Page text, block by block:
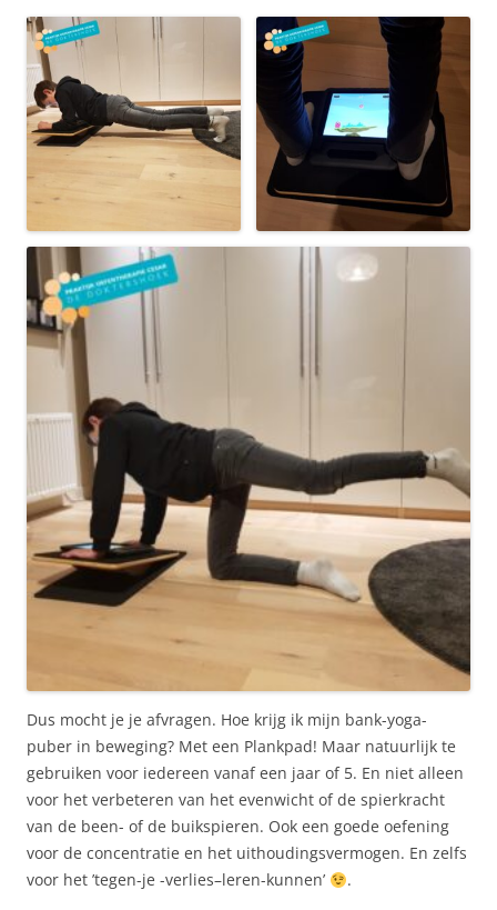
Dus mocht je je afvragen. Hoe krijg ik mijn bank-yoga-
puber in beweging? Met een Plankpad! Maar natuurlijk te
gebruiken voor iedereen vanaf een jaar of 5. En niet alleen
voor het verbeteren van het evenwicht of de spierkracht
van de been- of de buikspieren. Ook een goede oefening
voor de concentratie en het uithoudingsvermogen. En zelfs
voor het ’tegen-je -verlies–leren-kunnen’
.